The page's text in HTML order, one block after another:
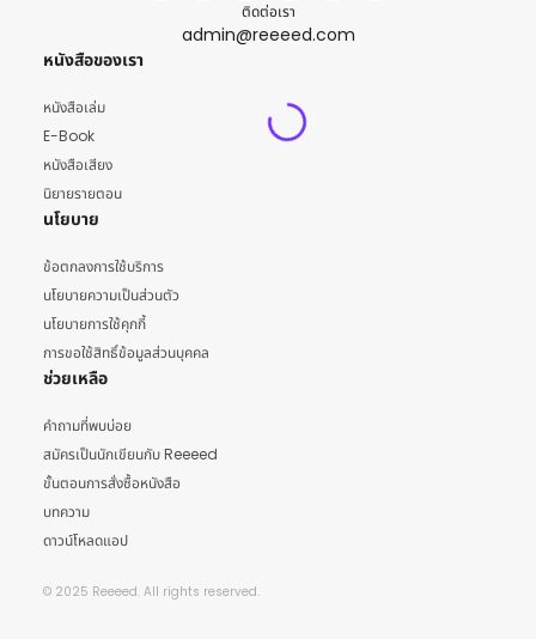
ติดต่อเรา
admin@reeeed.com
หนังสือของเรา
หนังสือเล่ม
E-Book
หนังสือเสียง
นิยายรายตอน
นโยบาย
ข้อตกลงการใช้บริการ
นโยบายความเป็นส่วนตัว
นโยบายการใช้คุกกี้
การขอใช้สิทธิ์ข้อมูลส่วนบุคคล
ช่วยเหลือ
คำถามที่พบบ่อย
สมัครเป็นนักเขียนกับ Reeeed
ขั้นตอนการสั่งซื้อหนังสือ
บทความ
ดาวน์โหลดแอป
© 2025 Reeeed. All rights reserved.